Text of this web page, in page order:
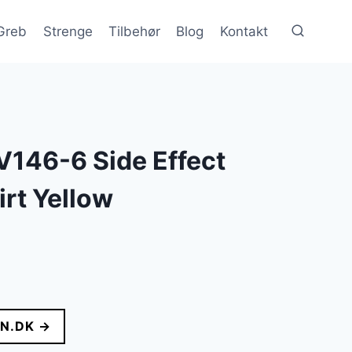
Strenge Tilbehør Blog Kontakt
6 Side Effect
Yellow
→